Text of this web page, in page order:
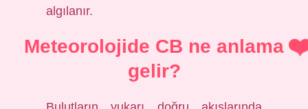
algılanır.
Meteorolojide CB ne anlama
gelir?